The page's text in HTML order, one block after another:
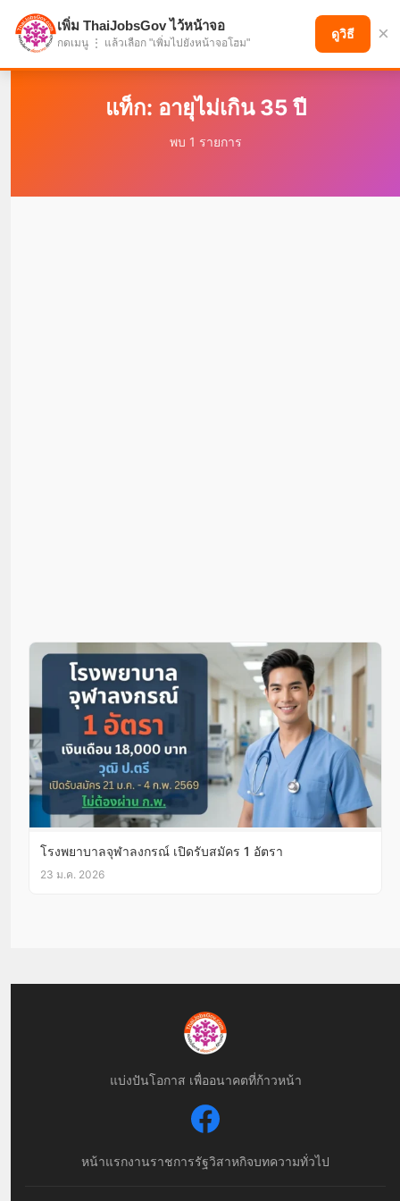
แบ่งปันโอกาส เพื่ออนาคตที่ก้าวหน้า
แท็ก: อายุไม่เกิน 35 ปี
พบ 1 รายการ
โรงพยาบาลจุฬาลงกรณ์ เปิดรับสมัคร 1 อัตรา
23 ม.ค. 2026
แบ่งปันโอกาส เพื่ออนาคตที่ก้าวหน้า
หน้าแรกงานราชการรัฐวิสาหกิจบทความทั่วไป
เพิ่ม ThaiJobsGov ไว้หน้าจอ
กดเมนู ⋮ แล้วเลือก "เพิ่มไปยังหน้าจอโฮม"
ดูวิธี ×